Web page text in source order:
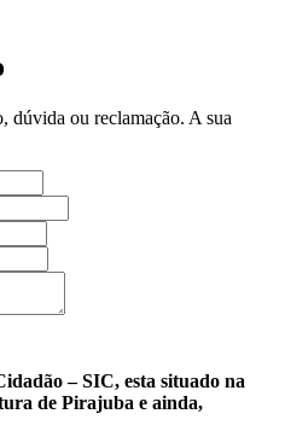
dúvida ou reclamação. A sua
– SIC, esta situado na
de Pirajuba e ainda,